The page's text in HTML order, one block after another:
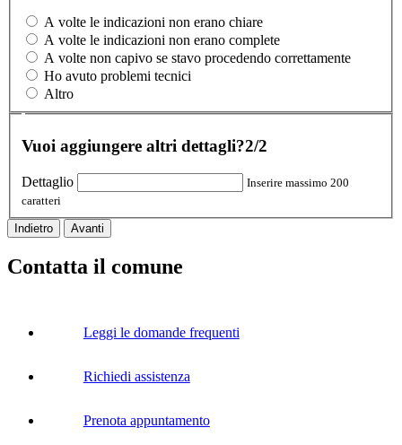
A volte le indicazioni non erano chiare
A volte le indicazioni non erano complete
A volte non capivo se stavo procedendo correttamente
Ho avuto problemi tecnici
Altro
Vuoi aggiungere altri dettagli?2/2
Dettaglio
Inserire massimo 200
caratteri
Indietro Avanti
Contatta il comune
Leggi le domande frequenti
Richiedi assistenza
Prenota appuntamento